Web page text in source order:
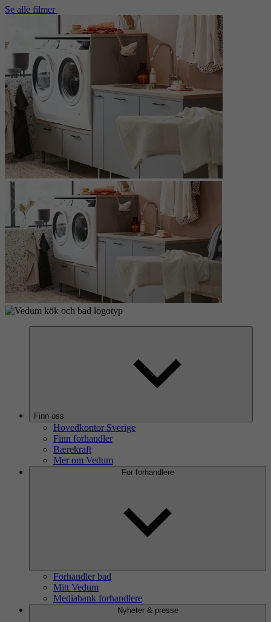
Se alle filmer
Finn oss
Hovedkontor Sverige
Finn forhandler
Bærekraft
Mer om Vedum
For forhandlere
Forhandler bad
Mitt Vedum
Mediabank forhandlere
Nyheter & presse